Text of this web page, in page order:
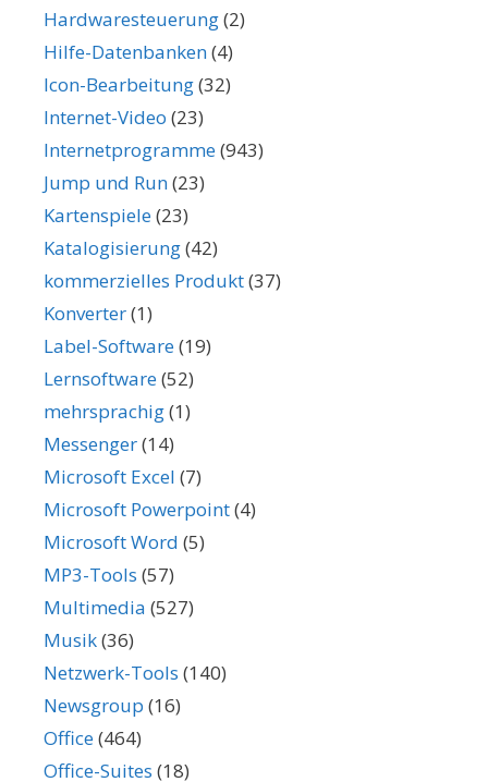
Hardwaresteuerung(2)
Hilfe-Datenbanken(4)
Icon-Bearbeitung(32)
Internet-Video (23)
Internetprogramme(943)
Jump und Run(23)
Kartenspiele(23)
Katalogisierung(42)
kommerzielles Produkt(37)
Konverter(1)
Label-Software(19)
Lernsoftware(52)
mehrsprachig(1)
Messenger(14)
Microsoft Excel (7)
Microsoft Powerpoint(4)
Microsoft Word (5)
MP3-Tools (57)
Multimedia (527)
Musik(36)
Netzwerk-Tools (140)
Newsgroup (16)
Office(464)
Office-Suites (18)